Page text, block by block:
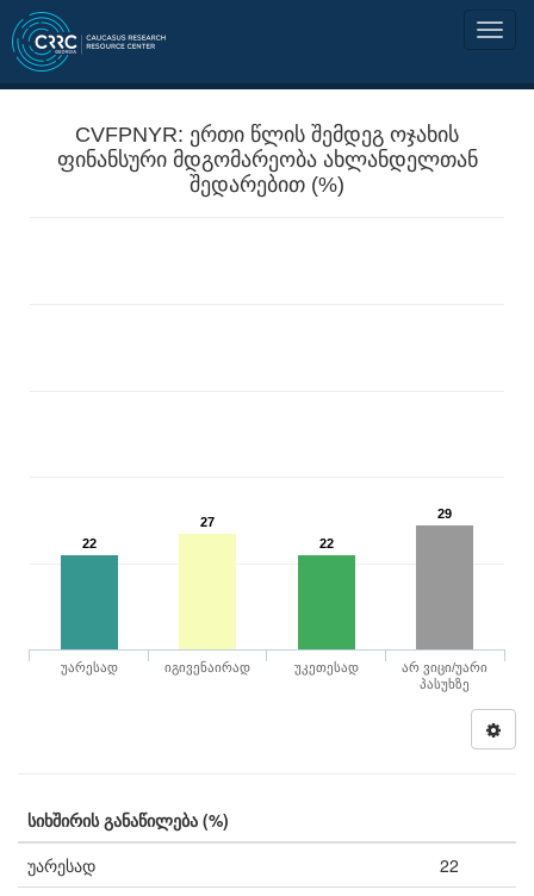
CVFPNYR: ერთი წლის შემდეგ ოჯახის
ფინანსური მდგომარეობა ახლანდელთან
შედარებით (%)
22
27
22
29
უარესად იგივენაირად უკეთესად
არ ვიცი/უარი
პასუხზე
სიხშირის განაწილება (%)
უარესად
22